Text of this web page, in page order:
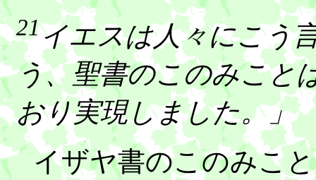
21イエスは人々にこう
う、聖書のこのみこと
おり実現しました。」
イザヤ書のこのみこと